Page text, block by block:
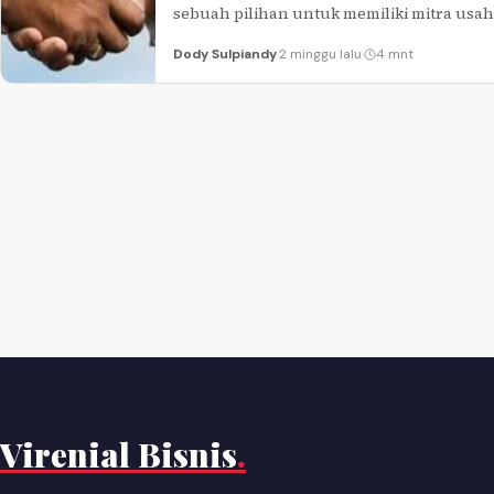
sebuah pilihan untuk memiliki mitra
Dody Sulpiandy·2 minggu lalu· 4 mnt
Virenial Bisnis.